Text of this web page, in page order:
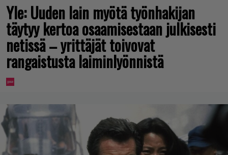
Yle: Uuden lain myötä työnhakijan
täytyy kertoa osaamisestaan julkisesti
netissä – yrittäjät toivovat
rangaistusta laiminlyönnistä